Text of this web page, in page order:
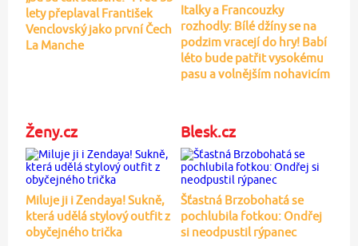
lety přeplaval František
Venclovský jako první Čech
La Manche
Italky a Francouzky
rozhodly: Bílé džíny se na
podzim vracejí do hry! Babí
léto bude patřit vysokému
pasu a volnějším nohavicím
Ženy.cz
Miluje ji i Zendaya! Sukně,
která udělá stylový outfit z
obyčejného trička
Blesk.cz
Šťastná Brzobohatá se
pochlubila fotkou: Ondřej
si neodpustil rýpanec